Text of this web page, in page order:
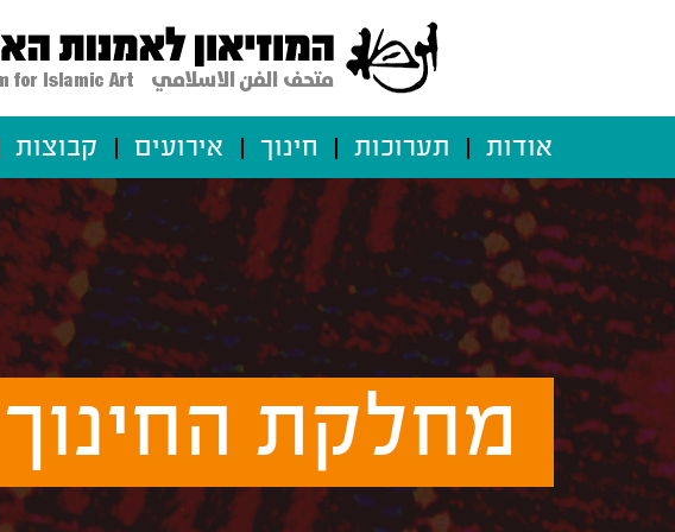
אודות תערוכות חינוך אירועים קבוצות
מחלקת